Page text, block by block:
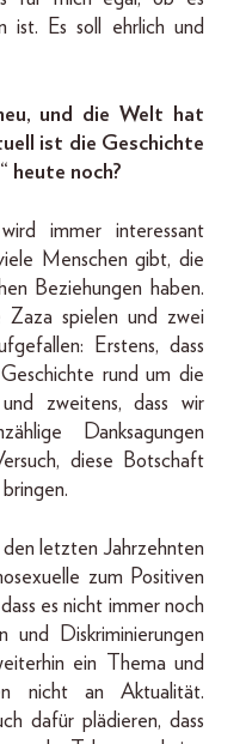
ist. Es soll ehrlich und
und die Welt hat
ist die Geschichte
heute noch?
immer interessant
Menschen gibt, die
Beziehungen haben.
Zaza spielen und zwei
Erstens, dass
rund um die
zweitens, dass wir
Danksagungen
diese Botschaft
letzten Jahrzehnten
zum Positiven
es nicht immer noch
und Diskriminierungen
ein Thema und
nicht an Aktualität.
dafür plädieren, dass